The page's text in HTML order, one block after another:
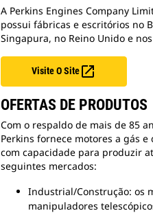
A Perkins Engines Company
possui fábricas e escritórios no
Singapura, no Reino Unido e
Visite O Site
OFERTAS DE PRODUTOS
Com o respaldo de mais de 85
Perkins fornece motores a gás e
com capacidade para produzir
seguintes mercados:
Industrial/Construção: os
manipuladores